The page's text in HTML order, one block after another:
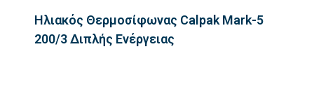
Ηλιακός Θερμοσίφωνας Calpak Mark-5
200/3 Διπλής Ενέργειας